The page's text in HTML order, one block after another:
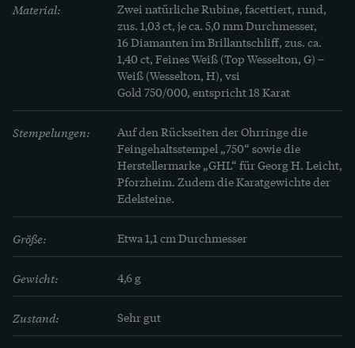
Material:
Zwei natürliche Rubine, facettiert, rund,
zus. 1,03 ct, je ca. 5,0 mm Durchmesser,
16 Diamanten im Brillantschliff, zus. ca.
1,40 ct, Feines Weiß (Top Wesselton, G) –
Weiß (Wesselton, H), vsi
Gold 750/000, entspricht 18 Karat
Stempelungen:
Auf den Rückseiten der Ohrringe die
Feingehaltsstempel „750“ sowie die
Herstellermarke „GHL“ für Georg H. Leicht,
Pforzheim. Zudem die Karatgewichte der
Edelsteine.
Größe: Etwa 1,1 cm Durchmesser
Gewicht: 4,6 g
Zustand: Sehr gut